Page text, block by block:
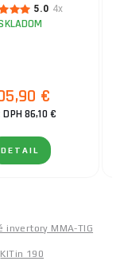
5.0 4x
€
DPH 86,10 €
DETAIL
invertory MMA-TIG
KITin 190